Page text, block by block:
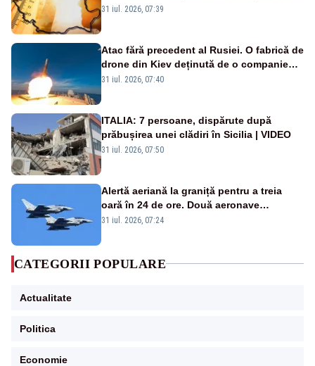
de grade, iar nopțile devin tropicale
31 iul. 2026, 07:39
Atac fără precedent al Rusiei. O fabrică de
drone din Kiev deținută de o companie
americană, distrusă de o rachetă
31 iul. 2026, 07:40
ITALIA: 7 persoane, dispărute după
prăbușirea unei clădiri în Sicilia | VIDEO
31 iul. 2026, 07:50
Alertă aeriană la graniță pentru a treia
oară în 24 de ore. Două aeronave
Eurofighter britanice au fost ridicate de la
31 iul. 2026, 07:24
CATEGORII POPULARE
Actualitate
Politica
Economie